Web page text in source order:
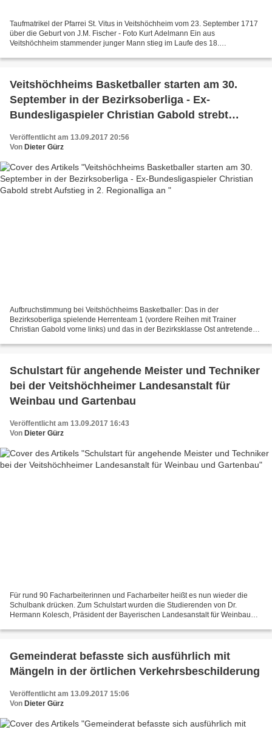
Taufmatrikel der Pfarrei St. Vitus in Veitshöchheim vom 23. September 1717
über die Geburt von J.M. Fischer - Foto Kurt Adelmann Ein aus
Veitshöchheim stammender junger Mann stieg im Laufe des 18.
Veitshöchheims Basketballer starten am 30.
September in der Bezirksoberliga - Ex-
Bundesligaspieler Christian Gabold strebt
Veröffentlicht am 13.09.2017 20:56
Von Dieter Gürz
Aufbruchstimmung bei Veitshöchheims Basketballer: Das in der
Bezirksoberliga spielende Herrenteam 1 (vordere Reihen mit Trainer
Christian Gabold vorne links) und das in der Bezirksklasse Ost antretende
Schulstart für angehende Meister und Techniker
bei der Veitshöchheimer Landesanstalt für
Weinbau und Gartenbau
Veröffentlicht am 13.09.2017 16:43
Von Dieter Gürz
Für rund 90 Facharbeiterinnen und Facharbeiter heißt es nun wieder die
Schulbank drücken. Zum Schulstart wurden die Studierenden von Dr.
Hermann Kolesch, Präsident der Bayerischen Landesanstalt für Weinbau
Gemeinderat befasste sich ausführlich mit
Mängeln in der örtlichen Verkehrsbeschilderung
Veröffentlicht am 13.09.2017 15:06
Von Dieter Gürz